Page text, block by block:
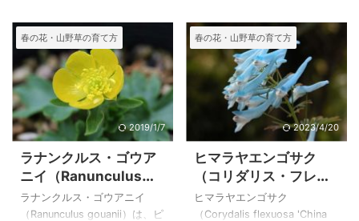
載せています。 また、三毳東
口の返り咲きのコバノタツナ
ミ（小葉の立波）に白花、青
花、紫花と色 ...
はいろいろと ...
ウゲ、キツネノボタン
の特徴
で、とても可憐で素敵な花で
すが、詳しいことがわかって
いません。 山野草を育ててい
る友人からいただいたもので
すが、図鑑を調べても、ネッ
トで調べても名前が出てきま
せん。しかし花を見ただけで
キンポウゲの中間であること
は間違いがありません。どな
たかお分かりの方お教えいた
だけると嬉しいと思います。
このページには同じ仲間の礼
尾）でした。絶滅危惧種に指
定されて、国内では唯一、愛
知県の限定された地域に自生
するとされていました。 栃木
県では絶滅したとされていた
トウサワトラノオ（悼沢虎の
尾）が偶然見つかり、現在保
護育成されているようです。
自生地にはいつか行って見よ
うと思いながらもまだ見てい
ないのですが、我が家の零れ
種からだろうトウサワトラノ
春の花・山野草の育て方
2019/1/7
ラナンクルス・ゴウア
ニイ（Ranunculus
gouanii）の育て方
ラナンクルス・ゴウアニイ
（Ranunculus gouanii）は、ピ
春の花・山野草の育て方
2023/4/20
ヒマラヤエンゴサク
（コリダリス・フレキ
シオーサ）の育て方の
育て方
ヒマラヤエンゴサク
（Corydalis flexuosa 'China